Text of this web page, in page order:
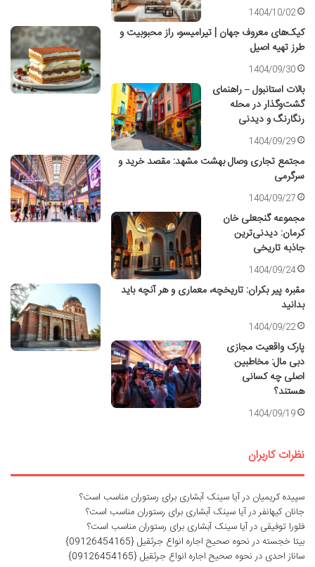
1404/10/02
کیک‌های معروف جهان | تیرامیسو، راز محبوبیت و
طرز تهیه اصیل
1404/09/30
بالات استانبول – راهنمای
گشت‌وگذار در محله
رنگارنگ و دیدنی
1404/09/29
مجتمع تجاری وصال بهشت مشهد: مقصد خرید و
سرگرمی
1404/09/27
مجموعه گنجعلی خان
کرمان: دیدنی‌ترین
جاذبه تاریخی
1404/09/24
مقبره پیر بکران: تاریخچه، معماری و هر آنچه باید
بدانید
1404/09/22
پارک واقعیت مجازی
دبی مال: مخاطبین
اصلی چه کسانی
هستند؟
1404/09/19
نظرات کاربران
سپیده کریمیان درآیا سینک آبشاری برای رستوران مناسب است؟
جانان کیهانفردرآیا سینک آبشاری برای رستوران مناسب است؟
فلورا توفیقی درآیا سینک آبشاری برای رستوران مناسب است؟
بیتا خجسته درنحوه صحیح اجاره انواع جرثقیل {09126454165}
ساناز احدی درنحوه صحیح اجاره انواع جرثقیل {09126454165}